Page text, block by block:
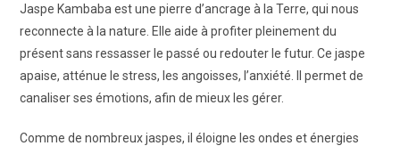
Jaspe Kambaba est une pierre d’ancrage à la Terre, qui nous
reconnecte à la nature. Elle aide à profiter pleinement du
présent sans ressasser le passé ou redouter le futur. Ce jaspe
apaise, atténue le stress, les angoisses, l’anxiété. Il permet de
canaliser ses émotions, afin de mieux les gérer.
Comme de nombreux jaspes, il éloigne les ondes et énergies